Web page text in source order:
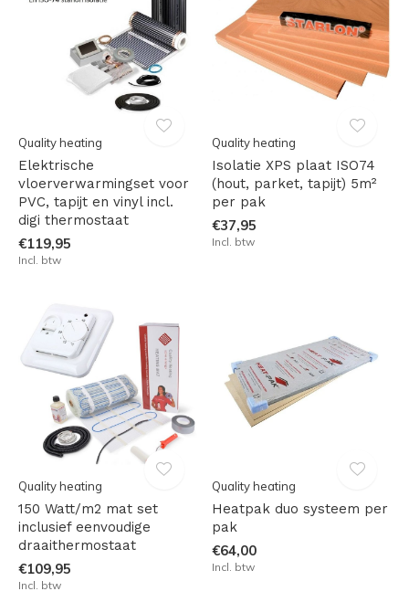
Quality heating
Elektrische
vloerverwarmingset voor
PVC, tapijt en vinyl incl.
digi thermostaat
€119,95
Incl. btw
Quality heating
Isolatie XPS plaat ISO74
(hout, parket, tapijt) 5m²
per pak
€37,95
Incl. btw
Quality heating
150 Watt/m2 mat set
inclusief eenvoudige
draaithermostaat
€109,95
Incl. btw
Quality heating
Heatpak duo systeem per
pak
€64,00
Incl. btw